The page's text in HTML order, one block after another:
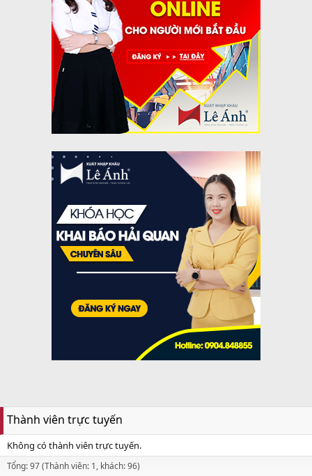
Thành viên trực tuyến
Không có thành viên trực tuyến.
Tổng: 97 (Thành viên: 1, khách: 96)